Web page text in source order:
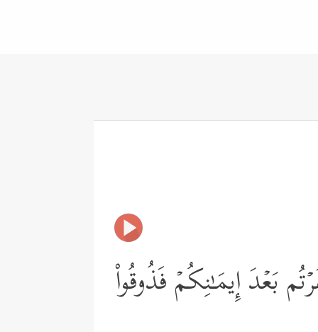
بَعۡدَ إِیمَـٰنِكُمۡ فَذُوقُواْ